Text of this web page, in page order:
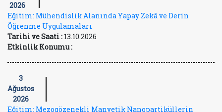
2026
Eğitim: Mühendislik Alanında Yapay Zekâ ve Derin
Öğrenme Uygulamaları
Tarihi ve Saati : 13.10.2026
Etkinlik Konumu :
3
Ağustos
2026
Eğitim: Mezogözenekli Manyetik Nanopartiküllerin